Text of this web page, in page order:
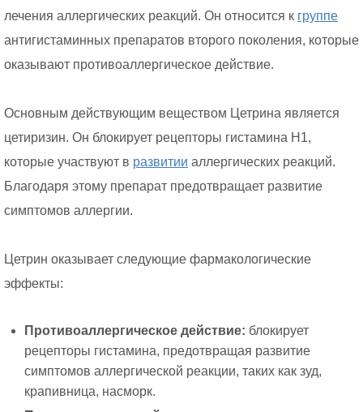
лечения аллергических реакций. Он относится к группе
антигистаминных препаратов второго поколения, которые
оказывают противоаллергическое действие.
Основным действующим веществом Цетрина является
цетиризин. Он блокирует рецепторы гистамина H1,
которые участвуют в развитии аллергических реакций.
Благодаря этому препарат предотвращает развитие
симптомов аллергии.
Цетрин оказывает следующие фармакологические
эффекты:
Противоаллергическое действие: блокирует
рецепторы гистамина, предотвращая развитие
симптомов аллергической реакции, таких как зуд,
крапивница, насморк.